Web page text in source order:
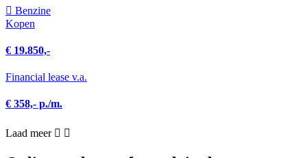
Benzine
Kopen
€ 19.850,-
Financial lease v.a.
€ 358,- p./m.
Laad meer